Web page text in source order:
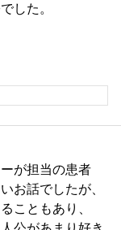
した。
が担当の患者
お話でしたが、
こともあり、